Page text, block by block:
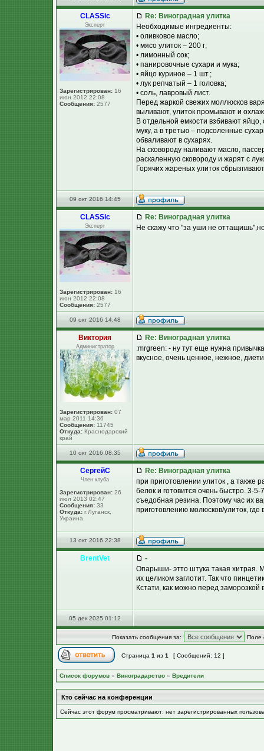
CLASSic
Эксперт
Зарегистрирован: 16
июн 2012 22:08
Сообщения: 2577
Re: Виноградная улитка
Необходимые ингредиенты:
• оливковое масло;
• мясо улиток – 200 г;
• лимонный сок;
• панировочные сухари и мука;
• яйцо куриное – 1 шт.;
• лук репчатый – 1 головка;
• соль, лавровый лист.
Перед жаркой свежих моллюсков
выливают, улиток промывают и
В отдельной емкости взбивают
муку, а в третью – подсоленные
обваливают в сухарях.
На сковороду наливают масло,
раскаленную сковороду и жарят с
Горячих жареных улиток
09 окт 2016 14:45
CLASSic
Эксперт
Зарегистрирован: 16
июн 2012 22:08
Сообщения: 2577
Re: Виноградная улитка
Не скажу что "за уши не
09 окт 2016 14:48
Виктория
Администратор
Зарегистрирован: 07
мар 2011 14:36
Сообщения: 11745
Откуда: Краснодарский
край
Re: Виноградная улитка
:mrgreen: - ну тут еще нужна
вкусное, очень ценное, нежное,
10 окт 2016 08:35
СергейC
Член клуба
Зарегистрирован: 26
июл 2013 02:47
Сообщения: 33
Откуда: г.Луганск,
Украина
Re: Виноградная улитка
при приготовлении улиток , а также
белок и готовится очень быстро. 3-
съедобная резина. Поэтому час их
приготовлению молюсков/улиток,
13 окт 2016 22:38
BrentVet
-
Опарыши- этто штука такая хитрая.
их целиком заглотит. Так что
Кстати, как можно перед
05 дек 2025 01:12
Показать сообщения за: Поле
Страница 1 из 1 [ Сообщений: 12 ]
Список форумов » Виноградарство » Вредители
Кто сейчас на конференции
Сейчас этот форум просматривают: нет зарегистрированных